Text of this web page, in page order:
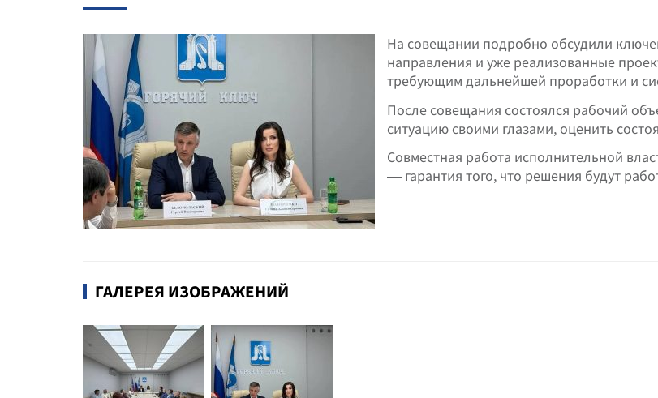
На совещании подробно обсудили
направления и уже реализованные
требующим дальнейшей проработки и
После совещания состоялся рабочий
ситуацию своими глазами, оценить
Совместная работа исполнительной
— гарантия того, что решения будут
ГАЛЕРЕЯ ИЗОБРАЖЕНИЙ